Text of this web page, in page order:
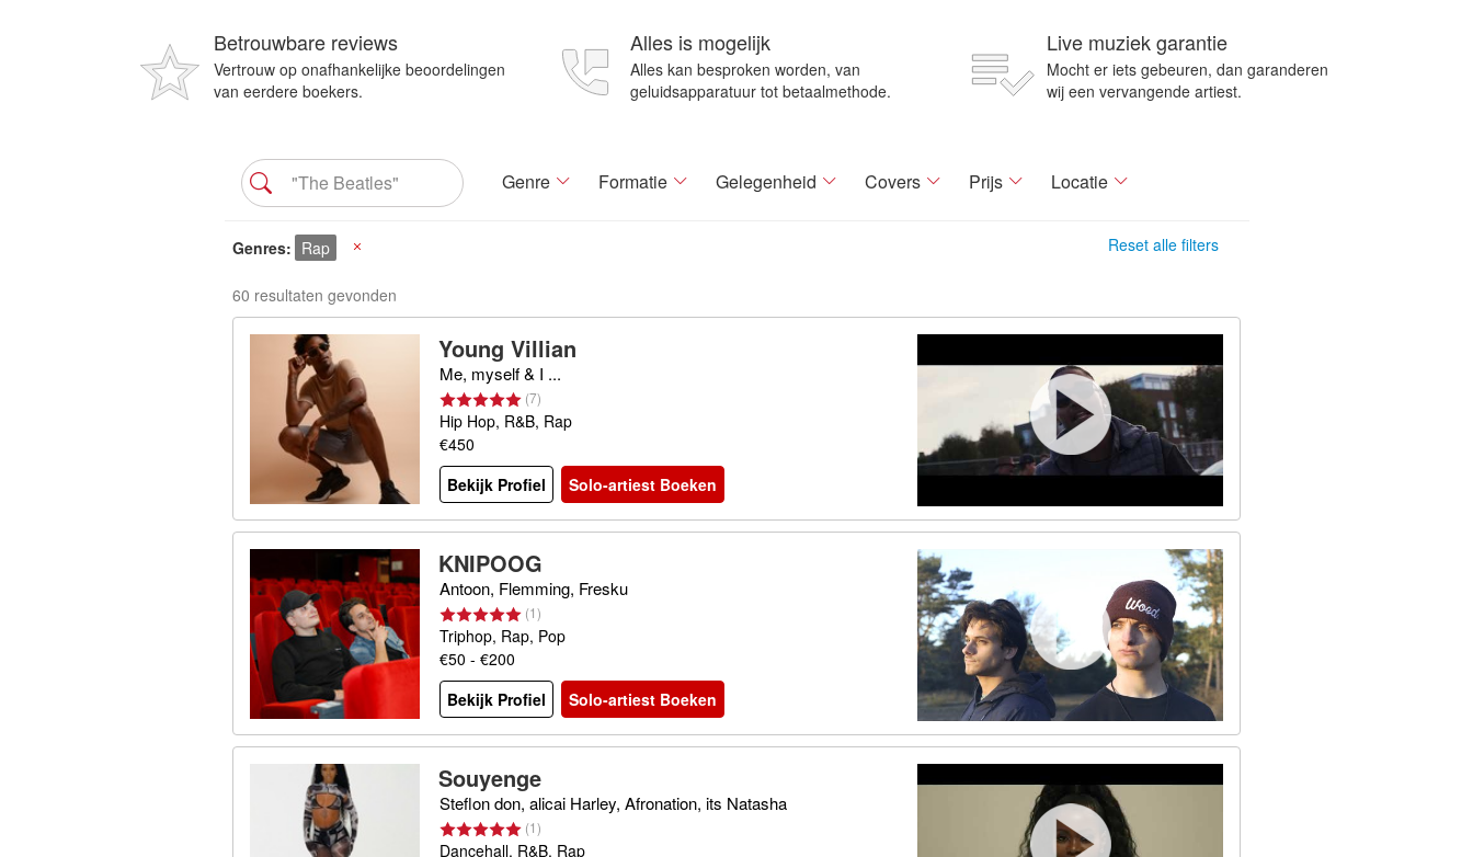
Betrouwbare reviews
Vertrouw op onafhankelijke beoordelingen
van eerdere boekers.
Alles is mogelijk
Alles kan besproken worden, van
geluidsapparatuur tot betaalmethode.
Live muziek garantie
Mocht er iets gebeuren, dan garanderen
wij een vervangende artiest.
Genre Formatie Gelegenheid Covers Prijs Locatie
Reset alle filters
Genres Rap
60 resultaten gevonden
Young Villian
Me, myself & I ...
(7)
Hip Hop, R&B, Rap
€450
Bekijk Profiel
Solo-artiest Boeken
KNIPOOG
Antoon, Flemming, Fresku
(1)
Triphop, Rap, Pop
€50 - €200
Bekijk Profiel
Solo-artiest Boeken
Souyenge
Steflon don, alicai Harley, Afronation, its Natasha
(1)
Dancehall, R&B, Rap